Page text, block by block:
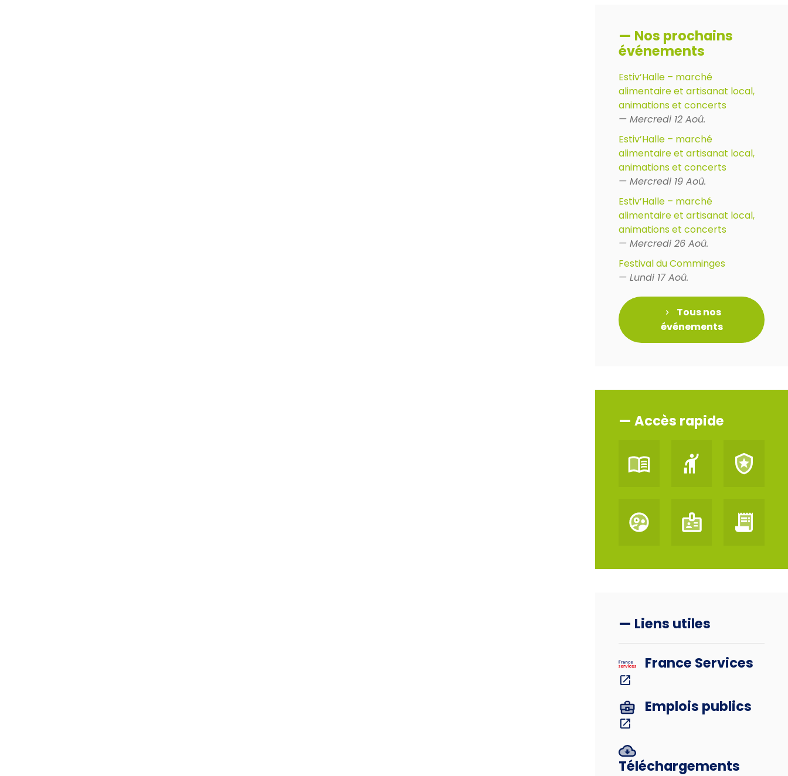
— Nos prochains
événements
Estiv’Halle – marché
alimentaire et artisanat local,
animations et concerts
— Mercredi 12 Aoû.
Estiv’Halle – marché
alimentaire et artisanat local,
animations et concerts
— Mercredi 19 Aoû.
Estiv’Halle – marché
alimentaire et artisanat local,
animations et concerts
— Mercredi 26 Aoû.
Festival du Comminges
— Lundi 17 Aoû.
Tous nos
événements
— Accès rapide
— Liens utiles
France Services
Emplois publics
Téléchargements